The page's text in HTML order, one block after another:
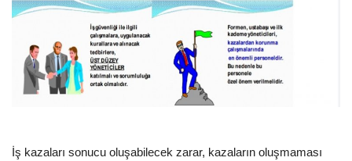
İş kazaları sonucu oluşabilecek zarar, kazaların oluşmaması